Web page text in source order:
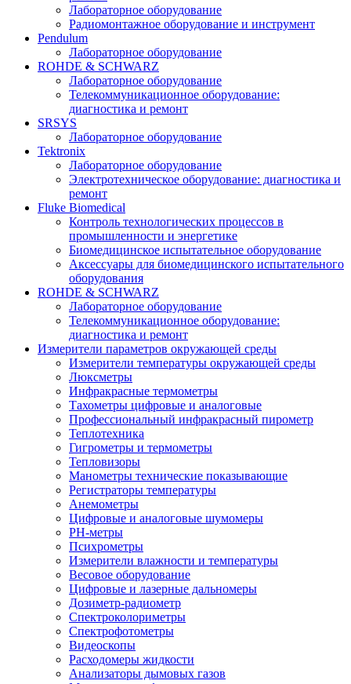
Лабораторное оборудование
Радиомонтажное оборудование и инструмент
Pendulum
Лабораторное оборудование
ROHDE & SCHWARZ
Лабораторное оборудование
Телекоммуникационное оборудование:
диагностика и ремонт
SRSYS
Лабораторное оборудование
Tektronix
Лабораторное оборудование
Электротехническое оборудование: диагностика и
ремонт
Fluke Biomedical
Контроль технологических процессов в
промышленности и энергетике
Биомедицинское испытательное оборудование
Аксессуары для биомедицинского испытательного
оборудования
ROHDE & SCHWARZ
Лабораторное оборудование
Телекоммуникационное оборудование:
диагностика и ремонт
Измерители параметров окружающей среды
Измерители температуры окружающей среды
Люксметры
Инфракрасные термометры
Тахометры цифровые и аналоговые
Профессиональный инфракрасный пирометр
Теплотехника
Гигрометры и термометры
Тепловизоры
Манометры технические показывающие
Регистраторы температуры
Анемометры
Цифровые и аналоговые шумомеры
PH-метры
Психрометры
Измерители влажности и температуры
Весовое оборудование
Цифровые и лазерные дальномеры
Дозиметр-радиометр
Спектроколориметры
Спектрофотометры
Видеоскопы
Расходомеры жидкости
Анализаторы дымовых газов